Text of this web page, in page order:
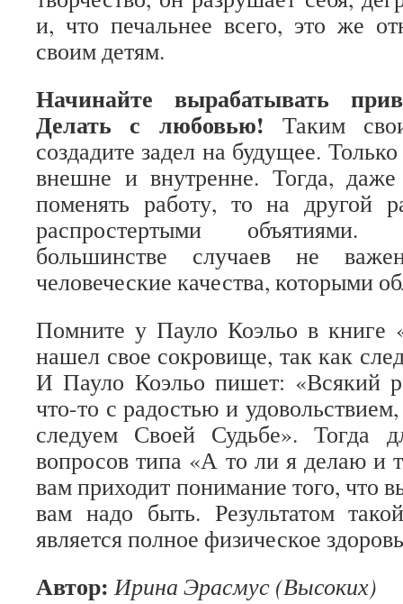
и, что печальнее всего, это же
своим детям.
Начинайте вырабатывать
Делать с любовью! Таким
создадите задел на будущее.
внешне и внутренне. Тогда,
поменять работу, то на другой
распростертыми объятиями.
большинстве случаев не
человеческие качества, которыми
Помните у Пауло Коэльо в книге
нашел свое сокровище, так как
И Пауло Коэльо пишет: «Всякий
что-то с радостью и
следуем Своей Судьбе». Тогда
вопросов типа «А то ли я делаю и
вам приходит понимание того, что
вам надо быть. Результатом
является полное физическое
Автор: Ирина Эрасмус (Высоких)